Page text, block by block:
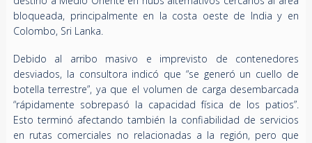
bloqueada, principalmente en la costa oeste de India y en
Colombo, Sri Lanka.
Debido al arribo masivo e imprevisto de contenedores
desviados, la consultora indicó que “se generó un cuello de
botella terrestre”, ya que el volumen de carga desembarcada
“rápidamente sobrepasó la capacidad física de los patios”.
Esto terminó afectando también la confiabilidad de servicios
en rutas comerciales no relacionadas a la región, pero que